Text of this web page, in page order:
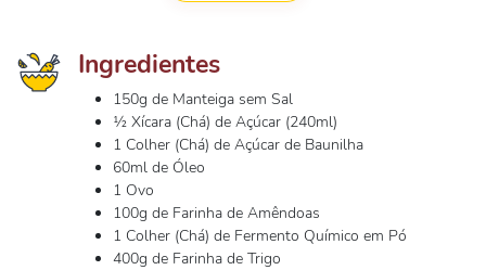
Ingredientes
150g de Manteiga sem Sal
½ Xícara (Chá) de Açúcar (240ml)
1 Colher (Chá) de Açúcar de Baunilha
60ml de Óleo
1 Ovo
100g de Farinha de Amêndoas
1 Colher (Chá) de Fermento Químico em Pó
400g de Farinha de Trigo